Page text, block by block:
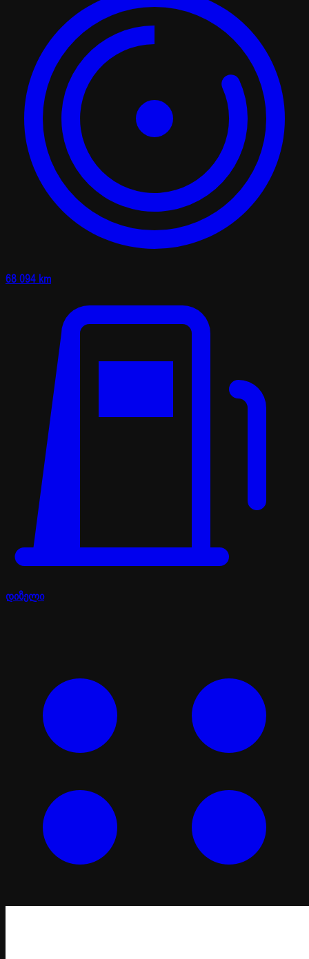
68 094 km
დიზელი